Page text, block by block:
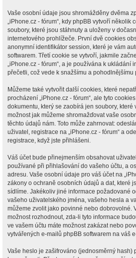
Vaše osobní údaje jsou shromážděny dvěma
„iPhone.cz - fórum“, kdy phpBB vytvoří několik
soubory, které jsou stáhnuty a uloženy v
internetového prohlížeče. První dvě cookies
anonymní identifikátor session, které je vám
softwarem. Třetí cookie se vytvoří, jakmile
„iPhone.cz - fórum“, a je používána k ukládání
přečetli, což vede k snažšímu a pohodlnějšímu
Můžeme také vytvořit další cookies, které
procházení „iPhone.cz - fórum“, ale tyto
dokumentu, který se zaobírá jen soubory, které
možnost jak můžeme shromažďovat vaše
těchto údajů nám. Toto může zahrnovat:
uživatel, registrace na „iPhone.cz - fórum“ a
registrace, když jste přihlášeni.
Váš účet bude přinejmenším obsahovat
používané při přihlašování do vašeho účtu, a
adresu. Vaše osobní údaje pro váš účet na
zákony o ochraně osobních údajů a dat, které
sídlíme. Jakékoliv jiné informace požadované
vašeho uživatelského jména, vašeho hesla a
můžeme zvolit jako povinné nebo dobrovolné.
možnost rozhodnout, zda-li tyto informace
ve vašem účtu máte možnost zakázat nebo
vytvářených e-mailů phpBB softwarem na váš
Vaše heslo je zašifrováno (jednosměrný hash)